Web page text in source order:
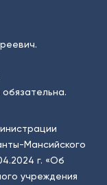
Мансийского
г. «Об
учреждения